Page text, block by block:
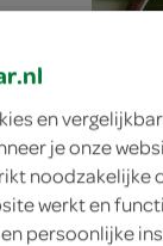
en
je onze
noodzakelijke
werkt en
persoonlijke